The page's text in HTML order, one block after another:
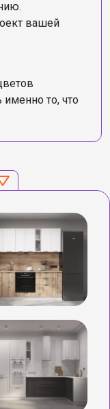
вашей
то, что